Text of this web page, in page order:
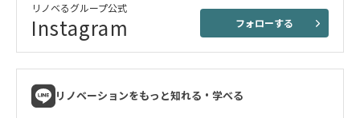
リノベるグループ公式
Instagram フォローする
リノベーションをもっと知れる・学べる